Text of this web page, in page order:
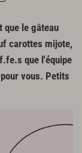
que le gâteau
carottes mijote,
que l'équipe
vous. Petits